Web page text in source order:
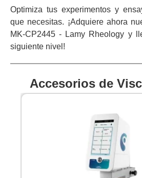
Optimiza tus experimentos y
que necesitas. ¡Adquiere ahora
MK-CP2445 - Lamy Rheology y
siguiente nivel!
Accesorios de